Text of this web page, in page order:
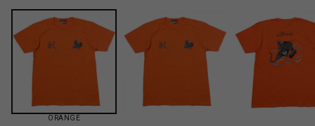
ORANGE